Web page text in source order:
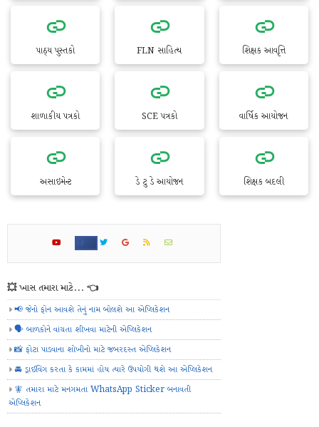
પાઠ્ય પુસ્તકો FLN સાહિત્ય શિક્ષક આવૃત્તિ
શાળાકીય પત્રકો SCE પત્રકો વાર્ષિક આયોજન
અસાઇમેન્ટ ડે ટુ ડે આયોજન શિક્ષક બદલી
💥 ખાસ તમારા માટે... 👈
📢 જેનો ફોન આવશે તેનું નામ બોલશે આ એપ્લિકેશન
🗣️ બાળકોને વાંચતા શીખવા માટેની એપ્લિકેશન
📸 ફોટા પાડવાના શોખીનો માટે જબરદસ્ત એપ્લિકેશન
🚘 ડ્રાઈવિંગ કરતા કે કામમાં હોય ત્યારે ઉપયોગી થશે આ એપ્લિકેશન
🧚 તમારા માટે મનગમતા WhatsApp Sticker બનાવતી
એપ્લિકેશન